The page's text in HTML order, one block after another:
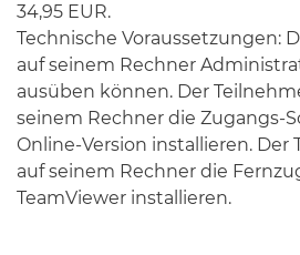
34,95 EUR.
Technische Voraussetzungen:
auf seinem Rechner
ausüben können. Der
seinem Rechner die Zugangs-
Online-Version installieren. Der
auf seinem Rechner die
TeamViewer installieren.